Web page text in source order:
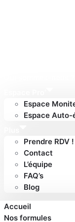
Espace
Espace Auto-
Prendre RDV !
Contact
L’équipe
FAQ’s
Blog
Accueil
Nos formules